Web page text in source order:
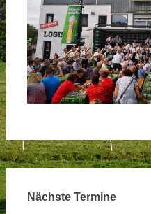
Nächste Termine